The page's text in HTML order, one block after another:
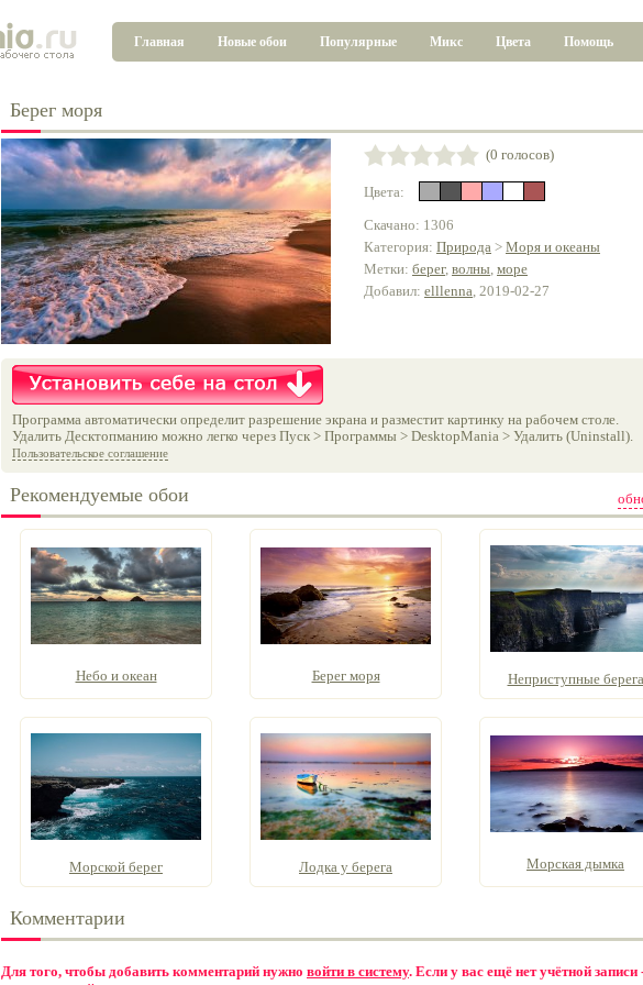
Главная Новые обои Популярные Микс Цвета Помощь
Берег моря
(0 голосов)
Цвета:
Скачано: 1306
Категория: Природа > Моря и океаны
Метки: берег, волны, море
Добавил: elllenna, 2019-02-27
Программа автоматически определит разрешение экрана и разместит картинку на рабочем столе.
Удалить Десктопманию можно легко через Пуск > Программы > DesktopMania > Удалить (Uninstall).
Пользовательское соглашение
Рекомендуемые обои
Небо и океан Берег моря Неприступные берега
Морской берег Лодка у берега Морская дымка
Комментарии
Для того, чтобы добавить комментарий нужно войти в систему. Если у вас ещё нет учётной записи